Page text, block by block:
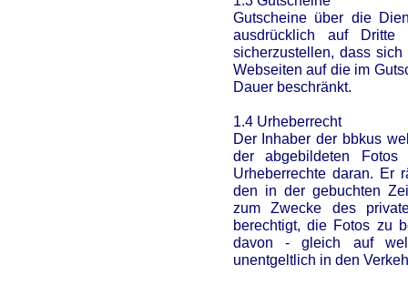
Gutscheine über die
ausdrücklich auf Dritte
sicherzustellen, dass
Webseiten auf die im
Dauer beschränkt.
1.4 Urheberrecht
Der Inhaber der bbkus
der abgebildeten
Urheberrechte daran. Er
den in der gebuchten
zum Zwecke des
berechtigt, die Fotos zu
davon - gleich auf
unentgeltlich in den